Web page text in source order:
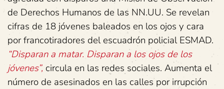
de Derechos Humanos de las NN.UU. Se revelan
cifras de 18 jóvenes baleados en los ojos y cara
por francotiradores del escuadrón policial ESMAD.
“Disparan a matar. Disparan a los ojos de los
jóvenes”, circula en las redes sociales. Aumenta el
número de asesinados en las calles por irrupción